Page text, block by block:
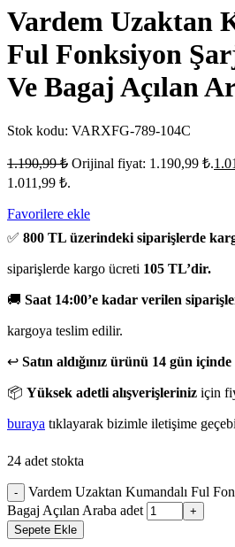
Vardem Uzaktan
Ful Fonksiyon
Ve Bagaj Açılan
Stok kodu: VARXFG-789-104C
1.190,99₺ Orijinal fiyat: 1.190,99 ₺.
1.011,99 ₺.
Favorilere ekle
✅ 800 TL üzerindeki siparişlerde
siparişlerde kargo ücreti 105 TL’dir.
🚚 Saat 14:00’e kadar verilen
kargoya teslim edilir.
↩️ Satın aldığınız ürünü 14 gün
📦 Yüksek adetli alışverişleriniz için
buraya tıklayarak bizimle iletişime
24 adet stokta
-
Vardem Uzaktan Kumandalı Ful
Bagaj Açılan Araba adet
+
Sepete Ekle